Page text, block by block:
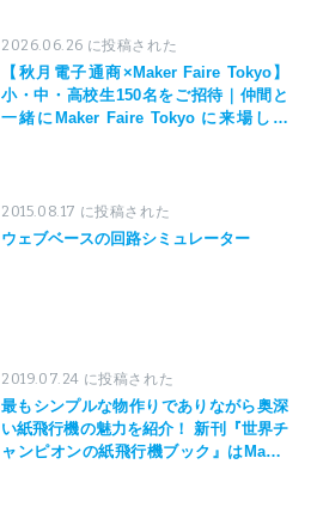
2026.06.26 に投稿された
【秋月電子通商×Maker Faire Tokyo】
小・中・高校生150名をご招待｜仲間と
一緒にMaker Faire Tokyo に来場しよ
2015.08.17 に投稿された
ウェブベースの回路シミュレーター
2019.07.24 に投稿された
最もシンプルな物作りでありながら奥深
い紙飛行機の魅力を紹介！ 新刊『世界チ
ャンピオンの紙飛行機ブック』はMaker